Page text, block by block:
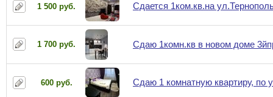
1 500 руб. Сдается 1ком.кв.на
1 700 руб. Сдаю 1комн.кв в новом доме
600 руб. Сдаю 1 комнатную квартиру, по